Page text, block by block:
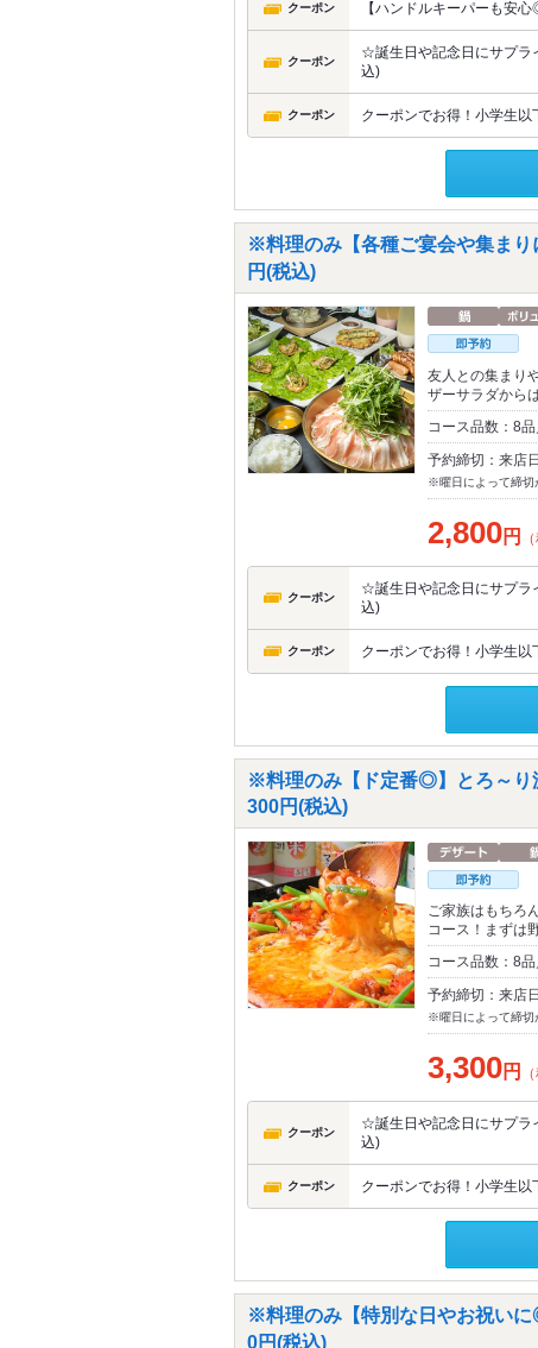
クーポン 【ハンドルキーパーも安
クーポン
☆誕生日や記念日にサプラ
込)
クーポン クーポンでお得！小学生
※料理のみ【各種ご宴会や集ま
円(税込)
友人との集まり
ザーサラダから
コース品数：8
予約締切：来店
※曜日によって締切
2,800円
クーポン
☆誕生日や記念日にサプラ
込)
クーポン クーポンでお得！小学生
※料理のみ【ド定番◎】とろ～り
300円(税込)
ご家族はもちろ
コース！まずは
コース品数：8
予約締切：来店
※曜日によって締切
3,300円
クーポン
☆誕生日や記念日にサプラ
込)
クーポン クーポンでお得！小学生
※料理のみ【特別な日やお祝い
0円(税込)